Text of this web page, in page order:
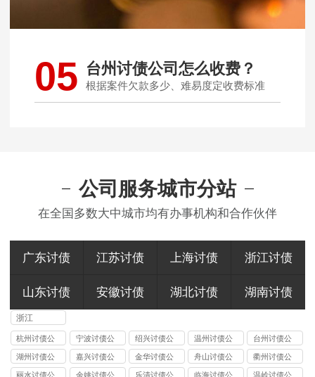
05 台州讨债公司怎么收费？
根据案件欠款多少、难易度定收费标准
公司服务城市分站
在全国多数大中城市均有办事机构和合作伙伴
广东讨债 江苏讨债 上海讨债 浙江讨债
山东讨债 安徽讨债 湖北讨债 湖南讨债
浙江
杭州讨债公
司
宁波讨债公
司
绍兴讨债公
司
温州讨债公
司
台州讨债公
司
湖州讨债公
司
嘉兴讨债公
司
金华讨债公
司
舟山讨债公
司
衢州讨债公
司
丽水讨债公
余姚讨债公
乐清讨债公
临海讨债公
温岭讨债公